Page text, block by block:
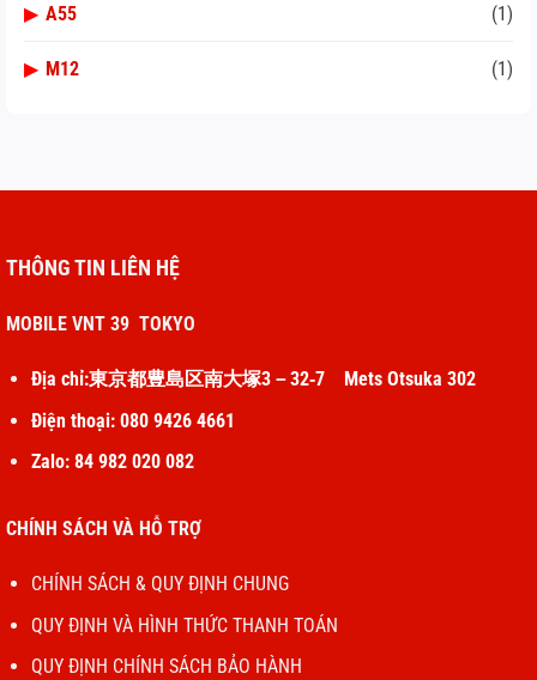
▶ A55 (1)
▶ M12 (1)
THÔNG TIN LIÊN HỆ
MOBILE VNT 39 TOKYO
Địa chỉ:東京都豊島区南大塚3－32‐7 Mets Otsuka 302
Điện thoại: 080 9426 4661
Zalo: 84 982 020 082
CHÍNH SÁCH VÀ HỖ TRỢ
CHÍNH SÁCH & QUY ĐỊNH CHUNG
QUY ĐỊNH VÀ HÌNH THỨC THANH TOÁN
QUY ĐỊNH CHÍNH SÁCH BẢO HÀNH